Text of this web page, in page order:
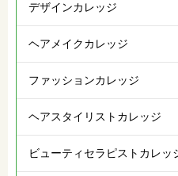
デザインカレッジ
ヘアメイクカレッジ
ファッションカレッジ
ヘアスタイリストカレッジ
ビューティセラピストカレッ